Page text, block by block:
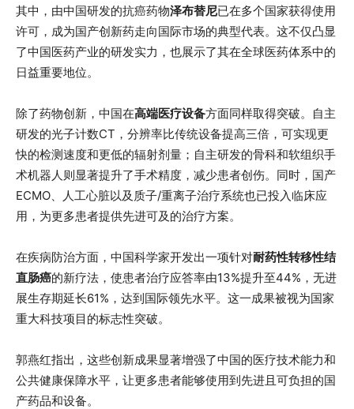
其中，由中国研发的抗癌药物泽布替尼已在多个国家获得使用
许可，成为国产创新药走向国际市场的典型代表。这不仅凸显
了中国医药产业的研发实力，也展示了其在全球医药体系中的
日益重要地位。
除了药物创新，中国在高端医疗设备方面同样取得突破。自主
研发的光子计数CT，分辨率比传统设备提高三倍，可实现更
快的检测速度和更低的辐射剂量；自主研发的骨科和软组织手
术机器人则显著提升了手术精度，减少患者创伤。同时，国产
ECMO、人工心脏以及质子/重离子治疗系统也已投入临床应
用，为更多患者提供先进可及的治疗方案。
在疾病防治方面，中国科学家开发出一项针对耐药性转移性结
直肠癌的新疗法，使患者治疗应答率由13%提升至44%，无进
展生存期延长61%，达到国际领先水平。这一成果被视为国家
重大科技项目的标志性突破。
郭燕红指出，这些创新成果显著增强了中国的医疗技术能力和
公共健康保障水平，让更多患者能够使用到先进且可负担的国
产药品和设备。